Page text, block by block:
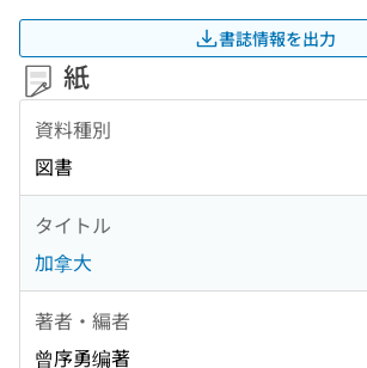
書誌情報を出力
紙
資料種別
図書
タイトル
加拿大
著者・編者
曾序勇编著